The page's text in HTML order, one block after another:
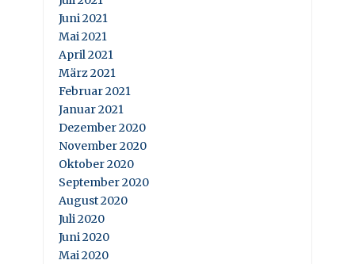
Juni 2021
Mai 2021
April 2021
März 2021
Februar 2021
Januar 2021
Dezember 2020
November 2020
Oktober 2020
September 2020
August 2020
Juli 2020
Juni 2020
Mai 2020